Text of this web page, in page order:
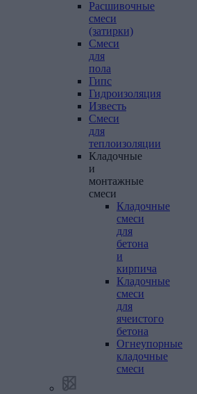
Расшивочные
смеси
(затирки)
Смеси
для
пола
Гипс
Гидроизоляция
Известь
Смеси
для
теплоизоляции
Кладочные
и
монтажные
смеси
Кладочные
смеси
для
бетона
и
кирпича
Кладочные
смеси
для
ячеистого
бетона
Огнеупорные
кладочные
смеси